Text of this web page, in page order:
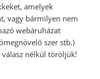
amelyek
vagy bármilyen nem
webáruházat
szer stb.)
nélkül töröljük!